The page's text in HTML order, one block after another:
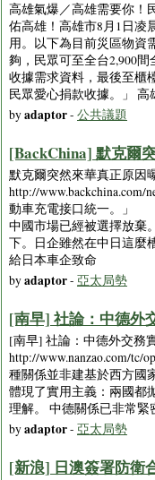
高雄氣爆／高雄需要你！
佑高雄！高雄市8月1日凌
用。以下為目前災區物資
夠，民眾可至全台2,900
收據需求資料，最後至櫃
民眾愛心捐款收據。」 高
byadaptor- 公共議題
[BackChina] 默克爾
默克爾突然來華真正原因
http://
動車充電接口統一。」
中國市場已經被選擇放棄
下。日企雖然在中日這
給日本車企致命
byadaptor- 亞太局勢
[南早] 社論：中德外
[南早] 社論：中德外交務
http://www.nanzao.com/tc/
種關係並非建基於西方國
體現了實用主義：兩國都
理解。 中德關係已非常緊
byadaptor- 亞太局勢
[新浪] 日澳簽署防衛